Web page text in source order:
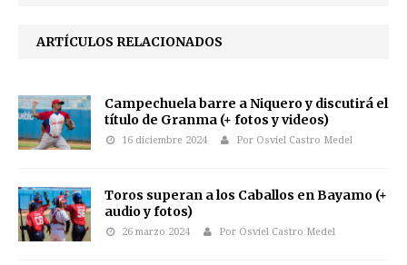
ARTÍCULOS RELACIONADOS
Campechuela barre a Niquero y discutirá el
título de Granma (+ fotos y videos)
16 diciembre 2024 Por Osviel Castro Medel
Toros superan a los Caballos en Bayamo (+
audio y fotos)
26 marzo 2024 Por Osviel Castro Medel